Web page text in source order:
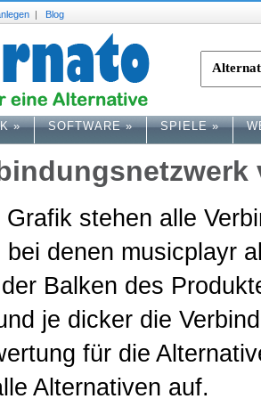
| Blog
» SOFTWARE» SPIELE»
stehen alle
bei denen musicplayr
Balken des
je dicker die
für die
Alternativen auf.